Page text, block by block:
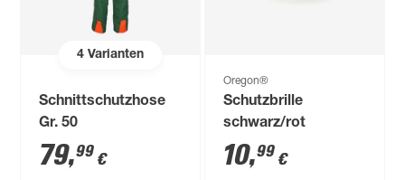
4Varianten
Schnittschutzhose
Gr. 50
79,99 €
Oregon®
Schutzbrille
schwarz/rot
10,99 €